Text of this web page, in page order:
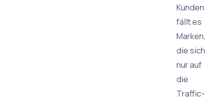
Kunden
fällt es
Marken,
die sich
nur auf
die
Traffic-